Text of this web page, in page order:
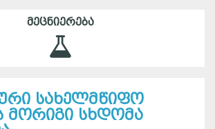
ᲛᲔᲪᲜᲘᲔᲠᲔᲑᲐ
სახელმწიფო
მორიგი სხდომა